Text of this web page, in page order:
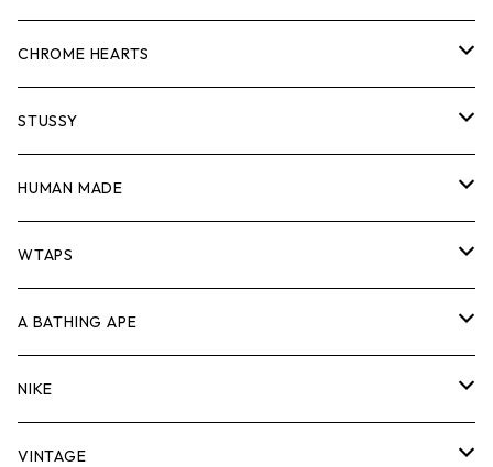
スウェット/ニット
シャツ
ジャケット
パンツ
キャップ・ハット
バッグ
シューズ
ロンTEE
スウェット/ニット
シャツ
ジャケット
パンツ
キャップ・ハット
バッグ
Tシャツ
ロンTEE
スウェット/ニット
シャツ
ジャケット
パンツ
キャップ・ハット
CHROME HEARTS
Tシャツ
ロンTEE
スウェット/ニット
シャツ
ジャケット
パンツ
STUSSY
Tシャツ
ロンTEE
スウェット/ニット
シャツ
ジャケット
HUMAN MADE
Tシャツ
ロンT
スウェット/ニット
シャツ
WTAPS
Tシャツ
ロンTEE
スウェット/ニット
A BATHING APE
Tシャツ
ロンTEE
NIKE
シューズ
VINTAGE